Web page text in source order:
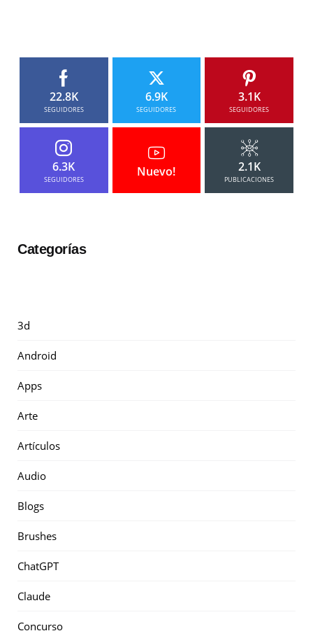
22.8K
SEGUIDORES
6.9K
SEGUIDORES
3.1K
SEGUIDORES
6.3K
SEGUIDORES
Nuevo! 2.1K
PUBLICACIONES
Categorías
3d
Android
Apps
Arte
Artículos
Audio
Blogs
Brushes
ChatGPT
Claude
Concurso